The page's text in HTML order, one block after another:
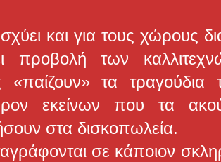
και για τους χώρους
προβολή των
τα τραγούδια
εκείνων που τα
στα δισκοπωλεία.
σε κάποιον